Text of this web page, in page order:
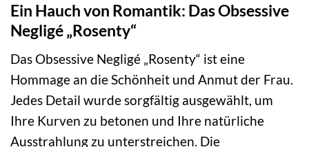
Ein Hauch von Romantik: Das Obsessive
Negligé „Rosenty“
Das Obsessive Negligé „Rosenty“ ist eine
Hommage an die Schönheit und Anmut der Frau.
Jedes Detail wurde sorgfältig ausgewählt, um
Ihre Kurven zu betonen und Ihre natürliche
Ausstrahlung zu unterstreichen. Die